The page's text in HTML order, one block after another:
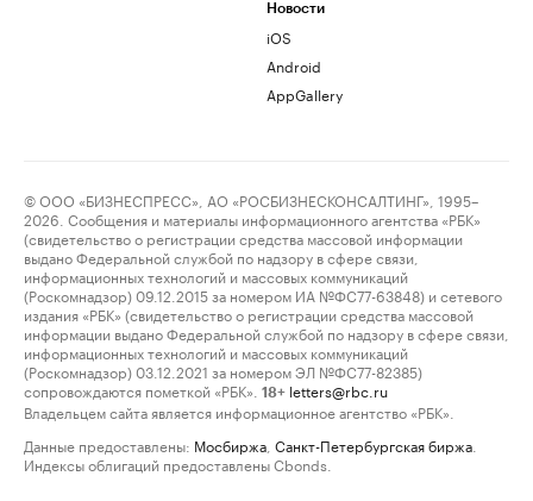
Новости
iOS
Android
AppGallery
© ООО «БИЗНЕСПРЕСС», АО «РОСБИЗНЕСКОНСАЛТИНГ», 1995–
2026. Сообщения и материалы информационного агентства «РБК»
(свидетельство о регистрации средства массовой информации
выдано Федеральной службой по надзору в сфере связи,
информационных технологий и массовых коммуникаций
(Роскомнадзор) 09.12.2015 за номером ИА №ФС77-63848) и сетевого
издания «РБК» (свидетельство о регистрации средства массовой
информации выдано Федеральной службой по надзору в сфере связи,
информационных технологий и массовых коммуникаций
(Роскомнадзор) 03.12.2021 за номером ЭЛ №ФС77-82385)
сопровождаются пометкой «РБК».
18+ letters@rbc.ru
Владельцем сайта является информационное агентство «РБК».
Данные предоставлены: Мосбиржа Санкт-Петербургская биржа
Индексы облигаций предоставлены Cbonds.